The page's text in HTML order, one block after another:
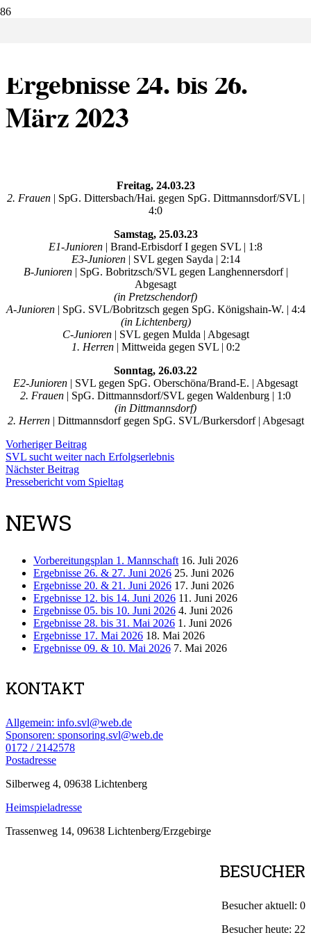
Ergebnisse 24. bis 26.
März 2023
Freitag, 24.03.23
2. Frauen | SpG. Dittersbach/Hai. gegen SpG. Dittmannsdorf/SVL |
4:0
Samstag, 25.03.23
E1-Junioren | Brand-Erbisdorf I gegen SVL | 1:8
E3-Junioren | SVL gegen Sayda | 2:14
B-Junioren | SpG. Bobritzsch/SVL gegen Langhennersdorf |
Abgesagt
(in Pretzschendorf)
A-Junioren | SpG. SVL/Bobritzsch gegen SpG. Königshain-W. | 4:4
(in Lichtenberg)
C-Junioren| SVL gegen Mulda | Abgesagt
1. Herren | Mittweida gegen SVL | 0:2
Sonntag, 26.03.22
E2-Junioren | SVL gegen SpG. Oberschöna/Brand-E. | Abgesagt
2. Frauen | SpG. Dittmannsdorf/SVL gegen Waldenburg | 1:0
(in Dittmannsdorf)
2. Herren| Dittmannsdorf gegen SpG. SVL/Burkersdorf | Abgesagt
Vorheriger Beitrag
SVL sucht weiter nach Erfolgserlebnis
Nächster Beitrag
Pressebericht vom Spieltag
NEWS
Vorbereitungsplan 1. Mannschaft 16. Juli 2026
Ergebnisse 26. & 27. Juni 2026 25. Juni 2026
Ergebnisse 20. & 21. Juni 2026 17. Juni 2026
Ergebnisse 12. bis 14. Juni 2026 11. Juni 2026
Ergebnisse 05. bis 10. Juni 2026 4. Juni 2026
Ergebnisse 28. bis 31. Mai 2026 1. Juni 2026
Ergebnisse 17. Mai 2026 18. Mai 2026
Ergebnisse 09. & 10. Mai 2026 7. Mai 2026
KONTAKT
Allgemein: info.svl@web.de
Sponsoren: sponsoring.svl@web.de
0172 / 2142578
Postadresse
Silberweg 4, 09638 Lichtenberg
Heimspieladresse
Trassenweg 14, 09638 Lichtenberg/Erzgebirge
BESUCHER
Besucher aktuell: 0
Besucher heute: 22